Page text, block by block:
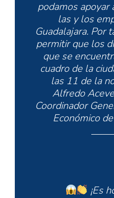
podamos apoyar
las y los
Guadalajara. Por
permitir que los
que se
cuadro de la
las 11 de la
Alfredo
Coordinador
Económico
¡Es